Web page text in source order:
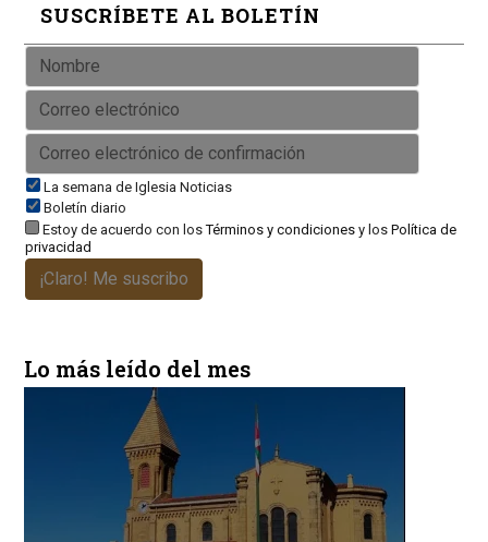
SUSCRÍBETE AL BOLETÍN
La semana de Iglesia Noticias
Boletín diario
Estoy de acuerdo con losTérminos y condicionesy los Política de
privacidad
¡Claro! Me suscribo
Lo más leído del mes